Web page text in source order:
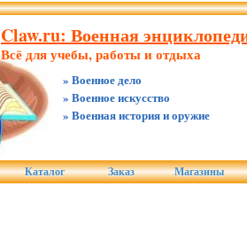
Claw.ru: Военная
Всё для учебы, работы и отдыха
» Военное дело
» Военное искусство
» Военная история и оружие
Каталог Заказ Магазины